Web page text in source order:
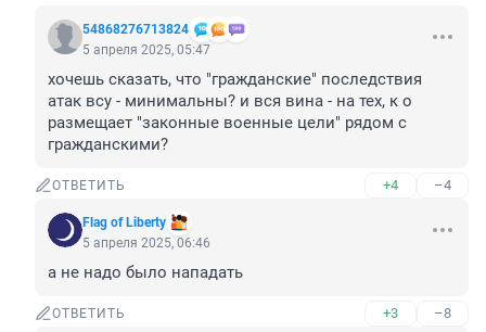
54868276713824
5 апреля 2025, 05:47
хочешь сказать, что "гражданские" последствия
атак всу - минимальны? и вся вина - на тех, к о
размещает "законные военные цели" рядом с
гражданскими?
ОТВЕТИТЬ +4 –4
Flag of Liberty
5 апреля 2025, 06:46
а не надо было нападать
ОТВЕТИТЬ +3 –8